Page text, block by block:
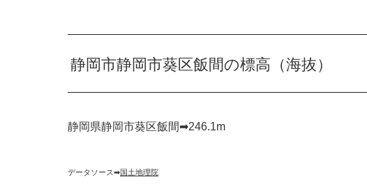
静岡市静岡市葵区飯間の標高（海抜）
静岡県静岡市葵区飯間➡︎246.1m
データソース➡︎国土地理院